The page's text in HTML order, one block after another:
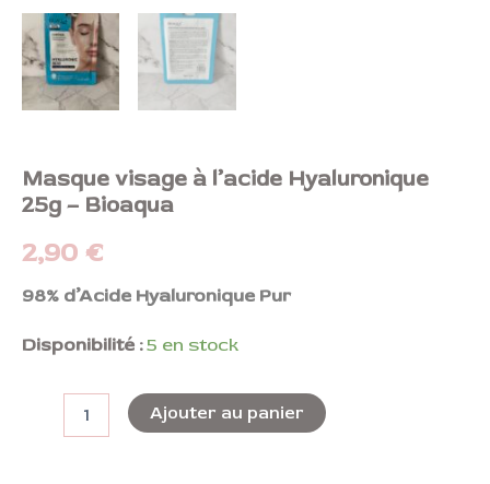
Masque visage à l’acide Hyaluronique
25g – Bioaqua
2,90 €
98% d’Acide Hyaluronique Pur
Disponibilité :5 en stock
Ajouter au panier